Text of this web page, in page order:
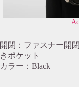
開閉：ファスナー開
きポケット
カラー：Black